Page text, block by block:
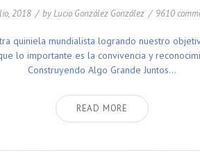
2018 / byLucio González González / 9610
quiniela mundialista logrando nuestro
lo importante es la convivencia y
Construyendo Algo Grande Juntos…
READ MORE